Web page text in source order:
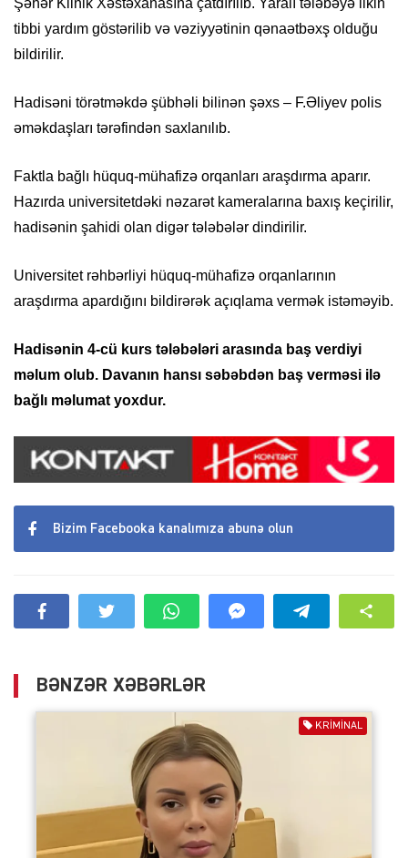
tibbi yardım göstərilib və vəziyyətinin qənaətbəxş olduğu
bildirilir.
Hadisəni törətməkdə şübhəli bilinən şəxs – F.Əliyev polis
əməkdaşları tərəfindən saxlanılıb.
Faktla bağlı hüquq-mühafizə orqanları araşdırma aparır.
Hazırda universitetdəki nəzarət kameralarına baxış keçirilir,
hadisənin şahidi olan digər tələbələr dindirilir.
Universitet rəhbərliyi hüquq-mühafizə orqanlarının
araşdırma apardığını bildirərək açıqlama vermək istəməyib.
Hadisənin 4-cü kurs tələbələri arasında baş verdiyi
məlum olub. Davanın hansı səbəbdən baş verməsi ilə
bağlı məlumat yoxdur.
Bizim Facebooka kanalımıza abunə olun
BƏNZƏR XƏBƏRLƏR
KRIMINAL